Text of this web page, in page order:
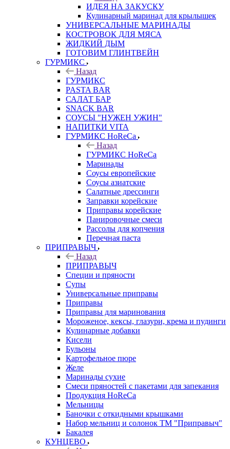
ИДЕЯ НА ЗАКУСКУ
Кулинарный маринад для крылышек
УНИВЕРСАЛЬНЫЕ МАРИНАДЫ
КОСТРОВОК ДЛЯ МЯСА
ЖИДКИЙ ДЫМ
ГОТОВИМ ГЛИНТВЕЙН
ГУРМИКС
Назад
ГУРМИКС
PASTA BAR
САЛАТ БАР
SNACK BAR
СОУСЫ "НУЖЕН УЖИН"
НАПИТКИ VITA
ГУРМИКС HoReCa
Назад
ГУРМИКС HoReCa
Маринады
Соусы европейские
Соуcы азиатские
Салатные дрессинги
Заправки корейские
Приправы корейские
Панировочные смеси
Рассолы для копчения
Перечная паста
ПРИПРАВЫЧ
Назад
ПРИПРАВЫЧ
Специи и пряности
Супы
Универсальные приправы
Приправы
Приправы для маринования
Мороженое, кексы, глазури, крема и пудинги
Кулинарные добавки
Кисели
Бульоны
Картофельное пюре
Желе
Маринады сухие
Смеси пряностей с пакетами для запекания
Продукция HoReCa
Мельницы
Баночки с откидными крышками
Набор мельниц и солонок ТМ "Приправыч"
Бакалея
КУНЦЕВО